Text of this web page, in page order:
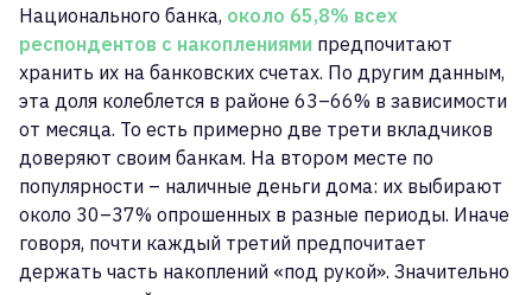
Национального банка, около 65,8% всех
респондентов с накоплениями предпочитают
хранить их на банковских счетах. По другим данным,
эта доля колеблется в районе 63–66% в зависимости
от месяца. То есть примерно две трети вкладчиков
доверяют своим банкам. На втором месте по
популярности – наличные деньги дома: их выбирают
около 30–37% опрошенных в разные периоды. Иначе
говоря, почти каждый третий предпочитает
держать часть накоплений «под рукой». Значительно